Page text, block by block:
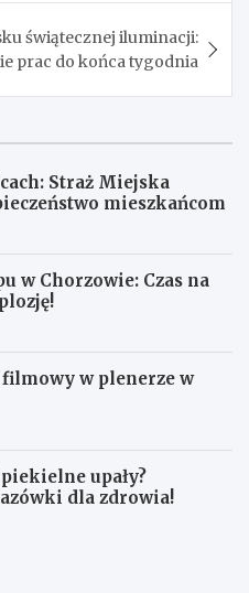
świątecznej iluminacji:
prac do końca tygodnia
Straż Miejska
mieszkańcom
w Chorzowie: Czas na
w plenerze w
upały?
dla zdrowia!